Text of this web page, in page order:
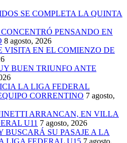
SE COMPLETA LA QUINTA
PENSANDO EN
8 agosto, 2026
VISITA EN EL COMIENZO DE
BUEN TRIUNFO ANTE
LA LIGA FEDERAL
CORRENTINO 7 agosto,
ARRANCAN, EN VILLA
U11 7 agosto, 2026
BUSCARÁ SU PASAJE A LA
LIGA FEDERAL U15 7 agosto,